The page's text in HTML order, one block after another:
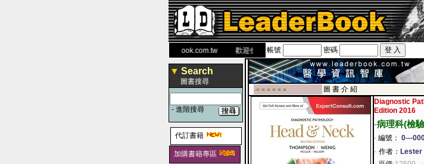
www.leaderbook.com.tw歡迎使用 國民旅遊卡！！
帳號 密碼
▼ Search
圖書搜尋
- 進階搜尋
代訂書籍
加購書籍專區
-■ ■ ■ ■ ■ ■
圖 書 介 紹
Diagnostic
Edition 2016
-病理科(檢
- 編號： 0---
- 作者： Lester